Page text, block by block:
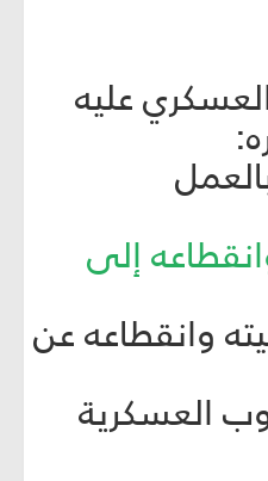
عليه
إلى
وانقطاعه عن
العسكرية